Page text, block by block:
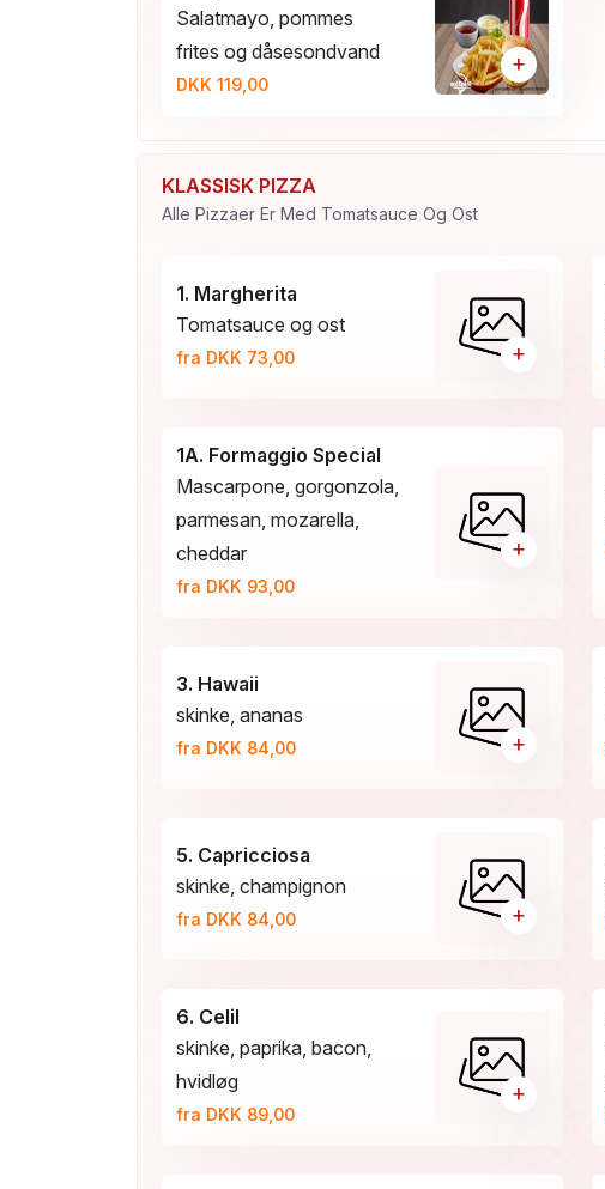
Salatmayo, pommes
frites og dåsesondvand
DKK 119,00
+
KLASSISK PIZZA
Alle Pizzaer Er Med Tomatsauce Og Ost
1. Margherita
Tomatsauce og ost
fra DKK 73,00 +
1A. Formaggio Special
Mascarpone, gorgonzola,
parmesan, mozarella,
cheddar
fra DKK 93,00
+
3. Hawaii
skinke, ananas
fra DKK 84,00 +
5. Capricciosa
skinke, champignon
fra DKK 84,00 +
6. Celil
skinke, paprika, bacon,
hvidløg
fra DKK 89,00
+